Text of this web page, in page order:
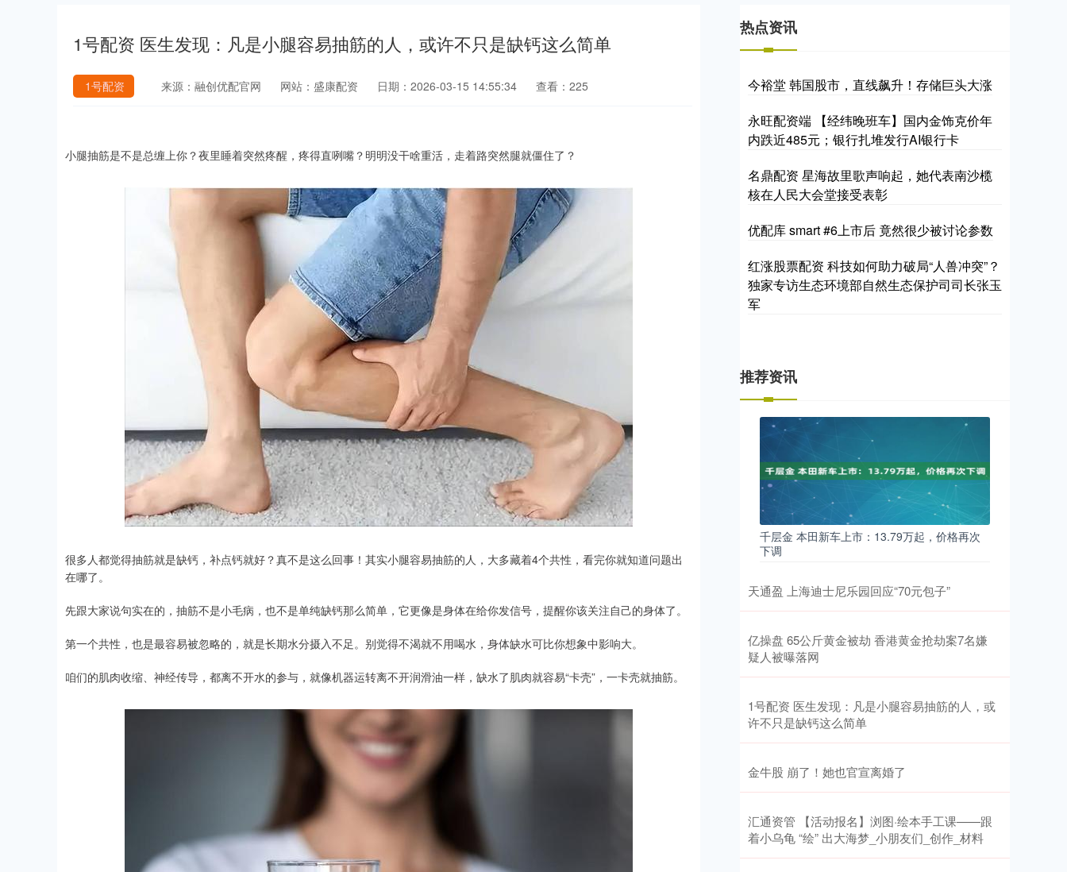
1号配资 医生发现：凡是小腿容易抽筋的人，或许不只是缺钙这么简单
1号配资 来源：融创优配官网 网站：盛康配资 日期：2026-03-15 14:55:34 查看：225
小腿抽筋是不是总缠上你？夜里睡着突然疼醒，疼得直咧嘴？明明没干啥重活，走着路突然腿就僵住了？
很多人都觉得抽筋就是缺钙，补点钙就好？真不是这么回事！其实小腿容易抽筋的人，大多藏着4个共性，看完你就知道问题出
在哪了。
先跟大家说句实在的，抽筋不是小毛病，也不是单纯缺钙那么简单，它更像是身体在给你发信号，提醒你该关注自己的身体了。
第一个共性，也是最容易被忽略的，就是长期水分摄入不足。别觉得不渴就不用喝水，身体缺水可比你想象中影响大。
咱们的肌肉收缩、神经传导，都离不开水的参与，就像机器运转离不开润滑油一样，缺水了肌肉就容易“卡壳”，一卡壳就抽筋。
热点资讯
今裕堂 韩国股市，直线飙升！存储巨头大涨
永旺配资端 【经纬晚班车】国内金饰克价年
内跌近485元；银行扎堆发行AI银行卡
名鼎配资 星海故里歌声响起，她代表南沙榄
核在人民大会堂接受表彰
优配库 smart #6上市后 竟然很少被讨论参数
红涨股票配资 科技如何助力破局“人兽冲突”？
独家专访生态环境部自然生态保护司司长张玉
军
推荐资讯
千层金 本田新车上市：13.79万起，价格再次
下调
天通盈 上海迪士尼乐园回应“70元包子”
亿操盘 65公斤黄金被劫 香港黄金抢劫案7名嫌
疑人被曝落网
1号配资 医生发现：凡是小腿容易抽筋的人，或
许不只是缺钙这么简单
金牛股 崩了！她也官宣离婚了
汇通资管 【活动报名】浏图·绘本手工课——跟
着小乌龟 “绘” 出大海梦_小朋友们_创作_材料